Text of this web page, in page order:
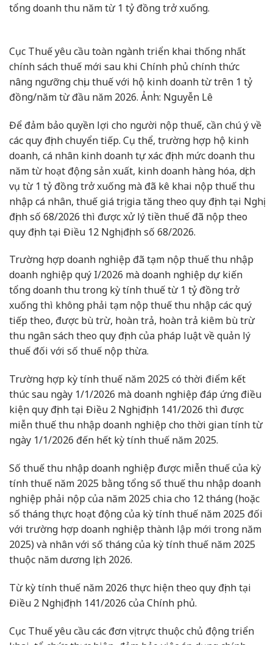
tổng doanh thu năm từ 1 tỷ đồng trở xuống.
Cục Thuế yêu cầu toàn ngành triển khai thống nhất
chính sách thuế mới sau khi Chính phủ chính thức
nâng ngưỡng chịu thuế với hộ kinh doanh từ trên 1 tỷ
đồng/năm từ đầu năm 2026. Ảnh: Nguyễn Lê
Để đảm bảo quyền lợi cho người nộp thuế, cần chú ý về
các quy định chuyển tiếp. Cụ thể, trường hợp hộ kinh
doanh, cá nhân kinh doanh tự xác định mức doanh thu
năm từ hoạt động sản xuất, kinh doanh hàng hóa, dịch
vụ từ 1 tỷ đồng trở xuống mà đã kê khai nộp thuế thu
nhập cá nhân, thuế giá trị gia tăng theo quy định tại Nghị
định số 68/2026 thì được xử lý tiền thuế đã nộp theo
quy định tại Điều 12 Nghị định số 68/2026.
Trường hợp doanh nghiệp đã tạm nộp thuế thu nhập
doanh nghiệp quý I/2026 mà doanh nghiệp dự kiến
tổng doanh thu trong kỳ tính thuế từ 1 tỷ đồng trở
xuống thì không phải tạm nộp thuế thu nhập các quý
tiếp theo, được bù trừ, hoàn trả, hoàn trả kiêm bù trừ
thu ngân sách theo quy định của pháp luật về quản lý
thuế đối với số thuế nộp thừa.
Trường hợp kỳ tính thuế năm 2025 có thời điểm kết
thúc sau ngày 1/1/2026 mà doanh nghiệp đáp ứng điều
kiện quy định tại Điều 2 Nghị định 141/2026 thì được
miễn thuế thu nhập doanh nghiệp cho thời gian tính từ
ngày 1/1/2026 đến hết kỳ tính thuế năm 2025.
Số thuế thu nhập doanh nghiệp được miễn thuế của kỳ
tính thuế năm 2025 bằng tổng số thuế thu nhập doanh
nghiệp phải nộp của năm 2025 chia cho 12 tháng (hoặc
số tháng thực hoạt động của kỳ tính thuế năm 2025 đối
với trường hợp doanh nghiệp thành lập mới trong năm
2025) và nhân với số tháng của kỳ tính thuế năm 2025
thuộc năm dương lịch 2026.
Từ kỳ tính thuế năm 2026 thực hiện theo quy định tại
Điều 2 Nghị định 141/2026 của Chính phủ.
Cục Thuế yêu cầu các đơn vị trực thuộc chủ động triển